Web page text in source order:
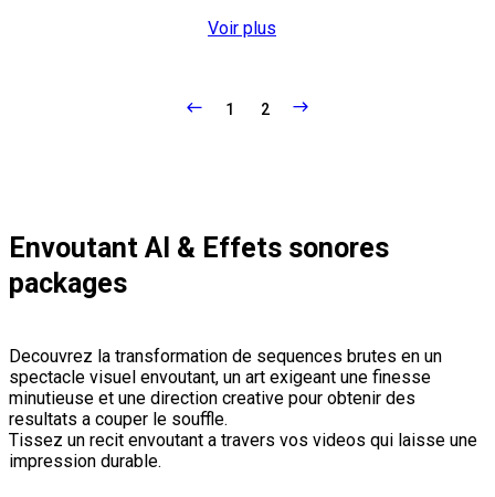
Voir plus
1 2
Envoutant AI & Effets sonores
packages
Decouvrez la transformation de sequences brutes en un
spectacle visuel envoutant, un art exigeant une finesse
minutieuse et une direction creative pour obtenir des
resultats a couper le souffle.
Tissez un recit envoutant a travers vos videos qui laisse une
impression durable.